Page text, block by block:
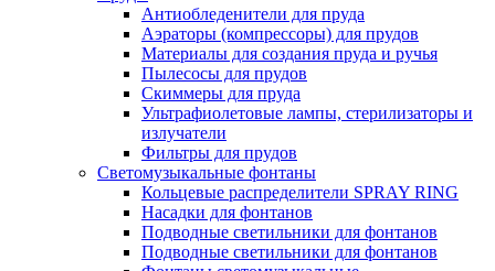
Антиобледенители для пруда
Аэраторы (компрессоры) для прудов
Материалы для создания пруда и ручья
Пылесосы для прудов
Скиммеры для пруда
Ультрафиолетовые лампы, стерилизаторы и
излучатели
Фильтры для прудов
Светомузыкальные фонтаны
Кольцевые распределители SPRAY RING
Насадки для фонтанов
Подводные светильники для фонтанов
Подводные светильники для фонтанов